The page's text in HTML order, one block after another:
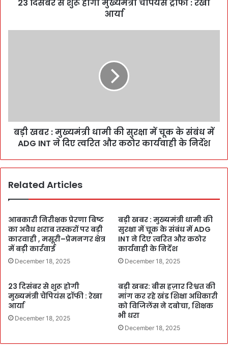
23 दिसंबर से शुरू होगी मुख्यमंत्री चैंपियंस ट्रॉफी : रेखा
आर्या
बड़ी खबर : मुख्यमंत्री धामी की सुरक्षा में चूक के संबंध में
ADG INT ने दिए त्वरित और कठोर कार्यवाही के निर्देश
Related Articles
आबकारी निरीक्षक प्रेरणा बिष्ट
का अवैध शराब तस्करों पर बड़ी
कारवाही , मसूरी–प्रेमनगर क्षेत्र
में बड़ी कार्रवाई
December 18, 2025
बड़ी खबर : मुख्यमंत्री धामी की
सुरक्षा में चूक के संबंध में ADG
INT ने दिए त्वरित और कठोर
कार्यवाही के निर्देश
December 18, 2025
23 दिसंबर से शुरू होगी
मुख्यमंत्री चैंपियंस ट्रॉफी : रेखा
आर्या
December 18, 2025
बड़ी खबर: बीस हज़ार रिश्वत की
मांग कर रहे खंड शिक्षा अधिकारी
को विजिलेंस ने दबोचा, शिक्षक
भी धरा
December 18, 2025